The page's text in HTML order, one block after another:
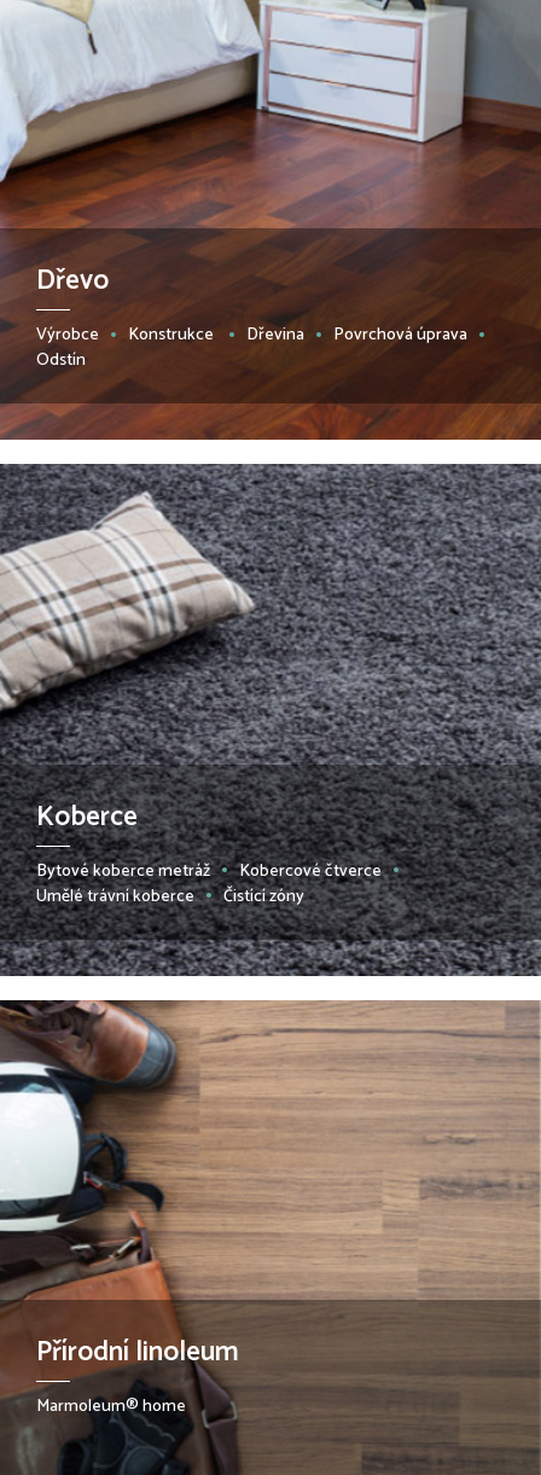
Dřevo
Výrobce Konstrukce Dřevina
Povrchová úprava
Odstín
Koberce
Bytové koberce metráž
Kobercové čtverce
Umělé trávní koberce
Čistící zóny
Přírodní linoleum
Marmoleum® home